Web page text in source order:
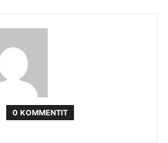
0 KOMMENTIT